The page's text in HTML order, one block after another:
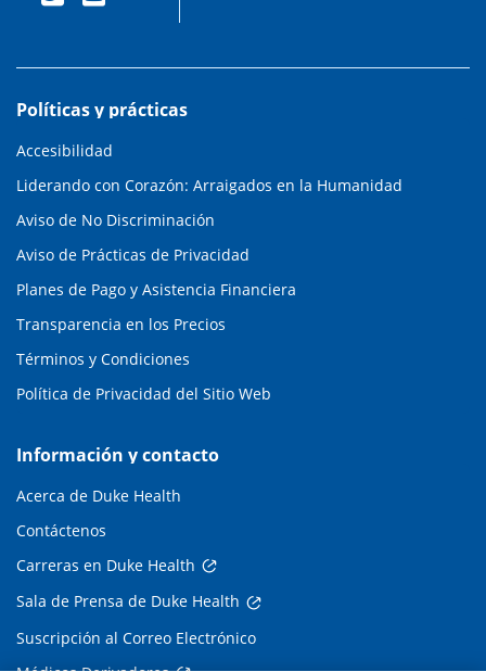
Políticas y prácticas
Accesibilidad
Liderando con Corazón: Arraigados en la Humanidad
Aviso de No Discriminación
Aviso de Prácticas de Privacidad
Planes de Pago y Asistencia Financiera
Transparencia en los Precios
Términos y Condiciones
Política de Privacidad del Sitio Web
Información y contacto
Acerca de Duke Health
Contáctenos
Carreras en Duke Health
Sala de Prensa de Duke Health
Suscripción al Correo Electrónico